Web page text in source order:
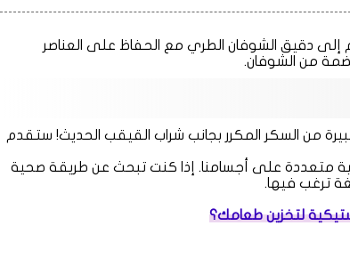
إلى دقيق الشوفان الطري مع الحفاظ على العناصر
من الشوفان.
من السكر المكرر بجانب شراب القيقب الحديث! ستقدم
متعددة على أجسامنا. إذا كنت تبحث عن طريقة صحية
ترغب فيها.
لتخزين طعامك؟